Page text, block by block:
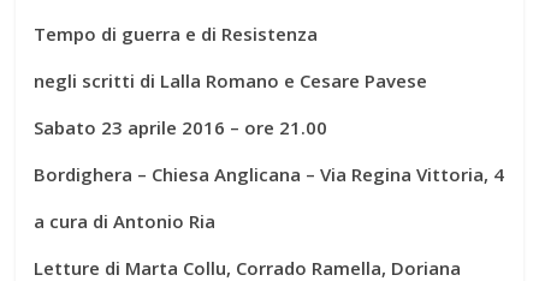
Tempo di guerra e di Resistenza
negli scritti di Lalla Romano e Cesare Pavese
Sabato 23 aprile 2016 – ore 21.00
Bordighera – Chiesa Anglicana – Via Regina Vittoria, 4
a cura di Antonio Ria
Letture di Marta Collu, Corrado Ramella, Doriana